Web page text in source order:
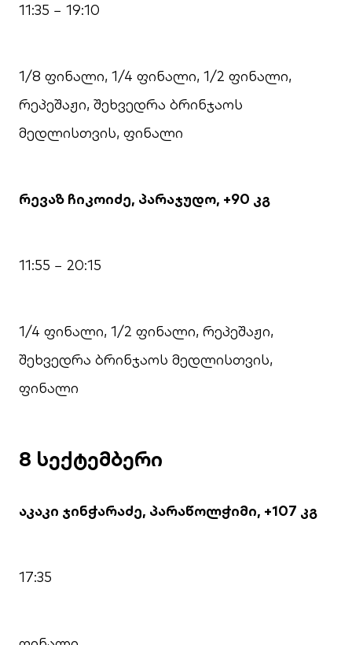
11:35 − 19:10
1/8 ფინალი, 1/4 ფინალი, 1/2 ფინალი,
რეპეშაჟი, შეხვედრა ბრინჯაოს
მედლისთვის, ფინალი
რევაზ ჩიკოიძე, პარაჯუდო, +90 კგ
11:55 − 20:15
1/4 ფინალი, 1/2 ფინალი, რეპეშაჟი,
შეხვედრა ბრინჯაოს მედლისთვის,
ფინალი
8 სექტემბერი
აკაკი ჯინჭარაძე, პარაწოლჭიმი, +107 კგ
17:35